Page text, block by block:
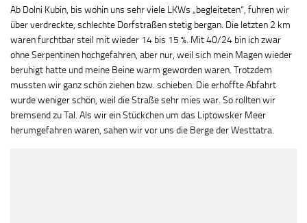
Ab Dolni Kubin, bis wohin uns sehr viele LKWs „begleiteten“, fuhren wir
über verdreckte, schlechte Dorfstraßen stetig bergan. Die letzten 2 km
waren furchtbar steil mit wieder 14 bis 15 %. Mit 40/24 bin ich zwar
ohne Serpentinen hochgefahren, aber nur, weil sich mein Magen wieder
beruhigt hatte und meine Beine warm geworden waren. Trotzdem
mussten wir ganz schön ziehen bzw. schieben. Die erhoffte Abfahrt
wurde weniger schön, weil die Straße sehr mies war. So rollten wir
bremsend zu Tal. Als wir ein Stückchen um das Liptowsker Meer
herumgefahren waren, sahen wir vor uns die Berge der Westtatra.